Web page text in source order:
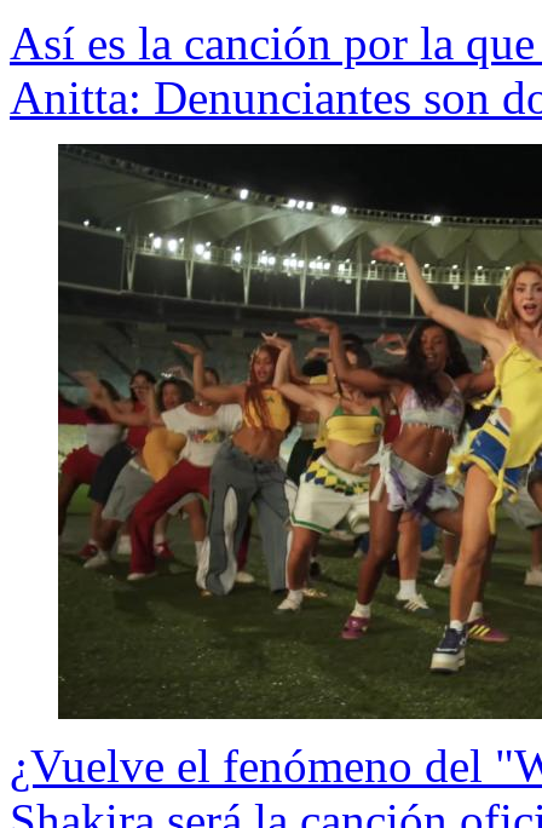
Así es la canción por la
Anitta: Denunciantes son
¿Vuelve el fenómeno del